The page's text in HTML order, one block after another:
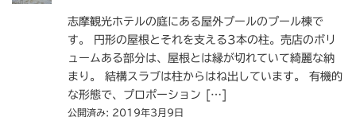
志摩観光ホテルの庭にある屋外プールのプール棟で
す。 円形の屋根とそれを支える3本の柱。売店のボリ
ュームある部分は、屋根とは縁が切れていて綺麗な納
まり。 結構スラブは柱からはね出しています。 有機的
な形態で、プロポーション […]
公開済み: 2019年3月9日